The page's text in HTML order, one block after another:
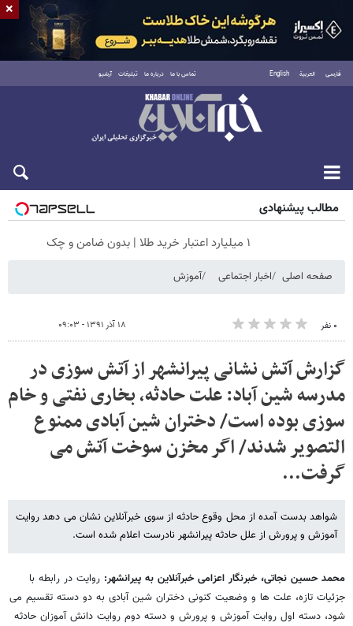
فارسی العربية English تماس با ما درباره ما تبلیغات آرشیو
شنبه ۱۷ مرداد ۱۴۰۵
مطالب پیشنهادی
۱ میلیارد اعتبار خرید طلا | بدون ضامن و چک
صفحه اصلی اخبار اجتماعی آموزش
۰ نفر ۱۸ آذر ۱۳۹۱ - ۰۹:۰۳
گزارش آتش نشانی پیرانشهر از آتش سوزی در
مدرسه شین آباد: علت حادثه، بخاری نفتی و خام
سوزی بوده است/ دختران شین آبادی ممنوع
التصویر شدند/ اگر مخزن سوخت آتش می
گرفت...
شواهد بدست آمده از محل وقوع حادثه از سوی خبرآنلاین نشان می دهد روایت
آموزش و پرورش از علل حادثه پیرانشهر نادرست اعلام شده است.
محمد حسین نجاتی، خبرنگار اعزامی خبرآنلاین به پیرانشهر: روایت در رابطه با
جزئیات تازه، علت ها و وضعیت کنونی دختران شین آبادی به دو دسته تقسیم می
شود، دسته اول روایت آموزش و پرورش و دسته دوم روایت دانش آموزان حادثه
×